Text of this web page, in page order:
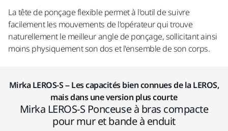
La tête de ponçage flexible permet à l'outil de suivre
facilement les mouvements de l'opérateur qui trouve
naturellement le meilleur angle de ponçage, sollicitant ainsi
moins physiquement son dos et l'ensemble de son corps.
Mirka LEROS-S – Les capacités bien connues de la LEROS,
mais dans une version plus courte
Mirka LEROS-S Ponceuse à bras compacte
pour mur et bande à enduit